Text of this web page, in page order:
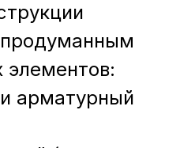
продуманным
элементов:
арматурный